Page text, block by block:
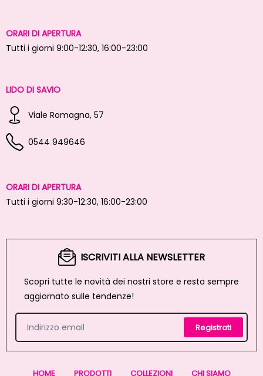
ORARI DI APERTURA
Tutti i giorni 9:00-12:30, 16:00-23:00
LIDO DI SAVIO
Viale Romagna, 57
0544 949646
ORARI DI APERTURA
Tutti i giorni 9:30-12:30, 16:00-23:00
ISCRIVITI ALLA NEWSLETTER
Scopri tutte le novità dei nostri store e resta sempre
aggiornato sulle tendenze!
Registrati
HOME PRODOTTI COLLEZIONI CHI SIAMO